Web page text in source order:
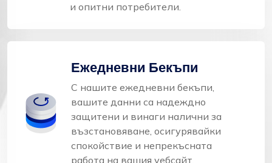
и опитни потребители.
Ежедневни Бекъпи
С нашите ежедневни бекъпи,
вашите данни са надеждно
защитени и винаги налични за
възстановяване, осигурявайки
спокойствие и непрекъсната
работа на вашия уебсайт.